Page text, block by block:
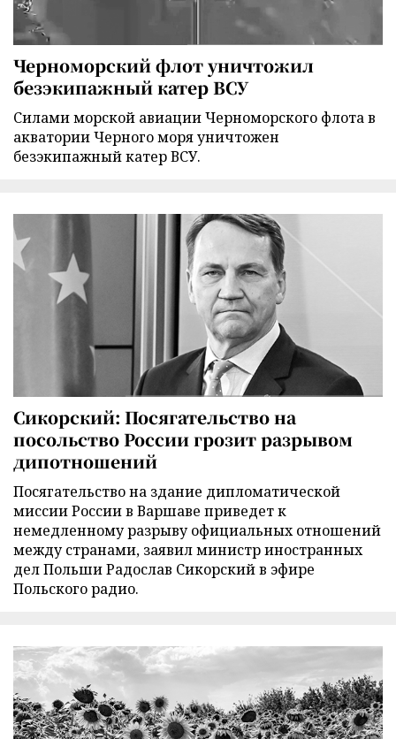
Черноморский флот уничтожил
безэкипажный катер ВСУ
Силами морской авиации Черноморского флота в
акватории Черного моря уничтожен
безэкипажный катер ВСУ.
Сикорский: Посягательство на
посольство России грозит разрывом
дипотношений
Посягательство на здание дипломатической
миссии России в Варшаве приведет к
немедленному разрыву официальных отношений
между странами, заявил министр иностранных
дел Польши Радослав Сикорский в эфире
Польского радио.